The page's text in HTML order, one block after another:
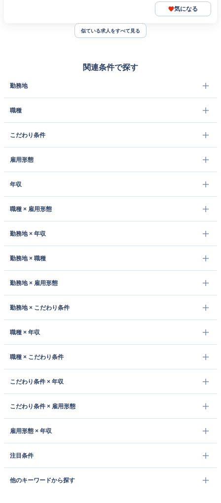
気になる
似ている求人をすべて見る
関連条件で探す
勤務地
職種
こだわり条件
雇用形態
年収
職種 × 雇用形態
勤務地 × 年収
勤務地 × 職種
勤務地 × 雇用形態
勤務地 × こだわり条件
職種 × 年収
職種 × こだわり条件
こだわり条件 × 年収
こだわり条件 × 雇用形態
雇用形態 × 年収
注目条件
他のキーワードから探す